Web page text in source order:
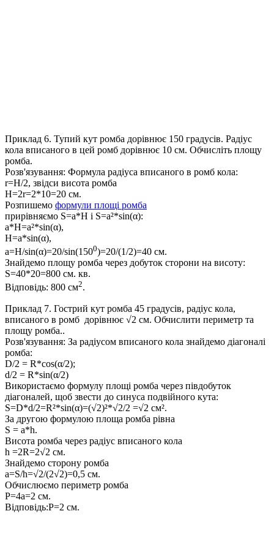
Приклад 6. Тупий кут ромба дорівнює 150 градусів. Радіус
кола вписаного в цей ромб дорівнює 10 см. Обчисліть площу
ромба.
Розв'язування: Формула радіуса вписаного в ромб кола:
r=H/2, звідси висота ромба
Н=2r=2*10=20 см.
Розпишемо формули площі ромба
прирівняємо S=a*H і S=a²*sin(α):
а*Н=a²*sin(α),
Н=a*sin(α),
а=Н/sin(α)=20/sin(1500)=20/(1/2)=40 см.
Знайдемо площу ромба через добуток сторони на висоту:
S=40*20=800 см. кв.
Відповідь: 800 см2.
Приклад 7. Гострий кут ромба 45 градусів, радіус кола,
вписаного в ромб дорівнює √2 см. Обчислити периметр та
площу ромба..
Розв'язування: За радіусом вписаного кола знайдемо діагоналі
ромба:
D/2 = R*cos(α/2);
d/2 = R*sin(α/2)
Використаємо формулу площі ромба через півдобуток
діагоналей, щоб звести до синуса подвійного кута:
S=D*d/2=R²*sin(α)=(√2)²*√2/2 =√2 см².
За другою формулою площа ромба рівна
S = a*h.
Висота ромба через радіус вписаного кола
h =2R=2√2 cм.
Знайдемо сторону ромба
a=S/h=√2/(2√2)=0,5 cм.
Обчислюємо периметр ромба
P=4a=2 см.
Відповідь:P=2 см.